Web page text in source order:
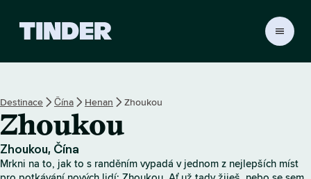
s
á
t
r
Destinace Čína Henan Zhoukou
Zhoukou
Zhoukou, Čína
Mrkni na to, jak to s randěním vypadá v jednom z nejlepších míst